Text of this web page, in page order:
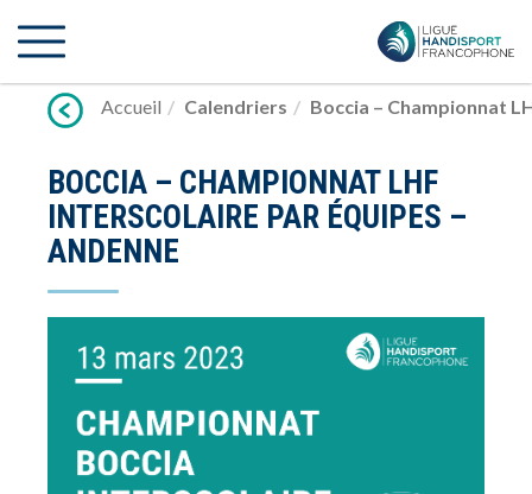
vers
Accueil
Calendriers Boccia – Championnat
BOCCIA – CHAMPIONNAT LHF
INTERSCOLAIRE PAR ÉQUIPES –
ANDENNE